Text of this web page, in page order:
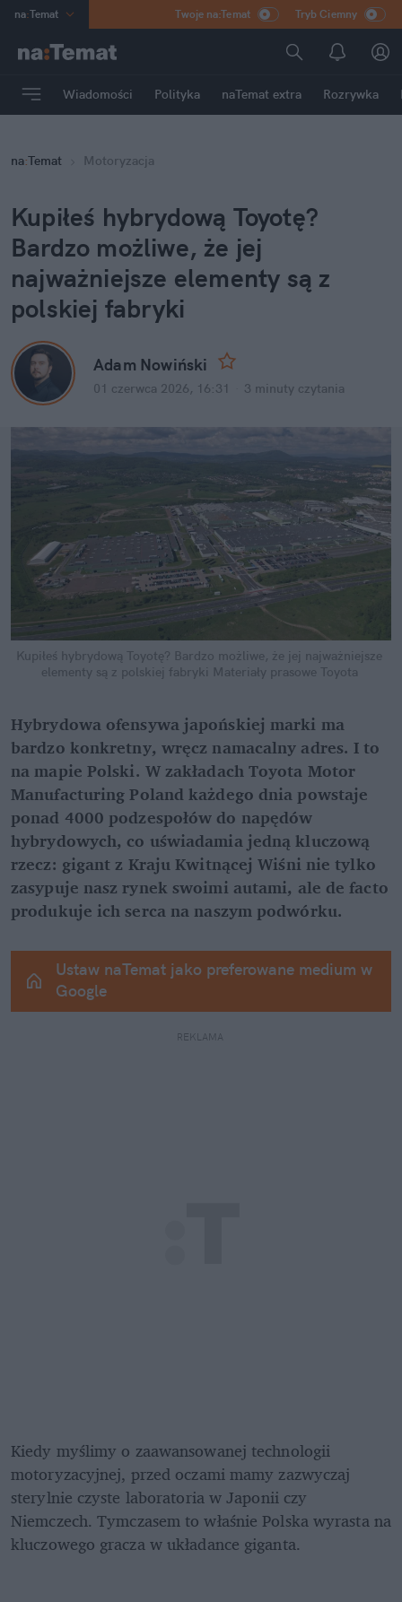
na:Temat
Poland
mama
Rozrywka
Twoje na:Temat Tryb Ciemny
Wiadomości Polityka naTemat extra Rozrywka
na:Temat Motoryzacja
Kupiłeś hybrydową Toyotę?
Bardzo możliwe, że jej
najważniejsze elementy są z
polskiej fabryki
Adam Nowiński
01 czerwca 2026, 16:31 3 minuty czytania
Kupiłeś hybrydową Toyotę? Bardzo możliwe, że jej najważniejsze
elementy są z polskiej fabryki Materiały prasowe Toyota
Hybrydowa ofensywa japońskiej marki ma
bardzo konkretny, wręcz namacalny adres. I to
na mapie Polski. W zakładach Toyota Motor
Manufacturing Poland każdego dnia powstaje
ponad 4000 podzespołów do napędów
hybrydowych, co uświadamia jedną kluczową
rzecz: gigant z Kraju Kwitnącej Wiśni nie tylko
zasypuje nasz rynek swoimi autami, ale de facto
produkuje ich serca na naszym podwórku.
Ustaw naTemat jako preferowane medium w
Google
REKLAMA
Kiedy myślimy o zaawansowanej technologii
motoryzacyjnej, przed oczami mamy zazwyczaj
sterylnie czyste laboratoria w Japonii czy
Niemczech. Tymczasem to właśnie Polska wyrasta na
kluczowego gracza w układance giganta.